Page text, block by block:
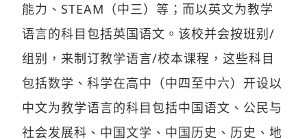
能力、STEAM（中三）等；而以英文为教学
语言的科目包括英国语文。该校并会按班别/
组别，来制订教学语言/校本课程，这些科目
包括数学、科学在高中（中四至中六）开设以
中文为教学语言的科目包括中国语文、公民与
社会发展科、中国文学、中国历史、历史、地